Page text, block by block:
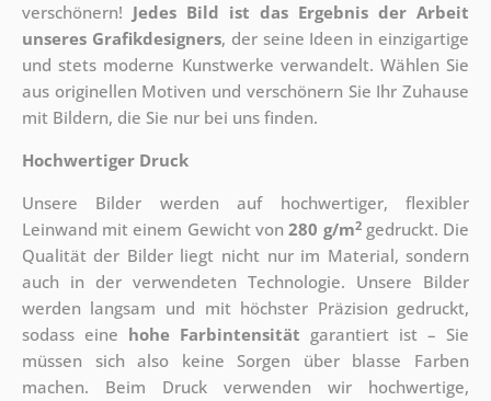
verschönern! Jedes Bild ist das Ergebnis der Arbeit
unseres Grafikdesigners, der seine Ideen in einzigartige
und stets moderne Kunstwerke verwandelt. Wählen Sie
aus originellen Motiven und verschönern Sie Ihr Zuhause
mit Bildern, die Sie nur bei uns finden.
Hochwertiger Druck
Unsere Bilder werden auf hochwertiger, flexibler
Leinwand mit einem Gewicht von280 g/m2gedruckt. Die
Qualität der Bilder liegt nicht nur im Material, sondern
auch in der verwendeten Technologie. Unsere Bilder
werden langsam und mit höchster Präzision gedruckt,
sodass eine hohe Farbintensität garantiert ist – Sie
müssen sich also keine Sorgen über blasse Farben
machen. Beim Druck verwenden wir hochwertige,